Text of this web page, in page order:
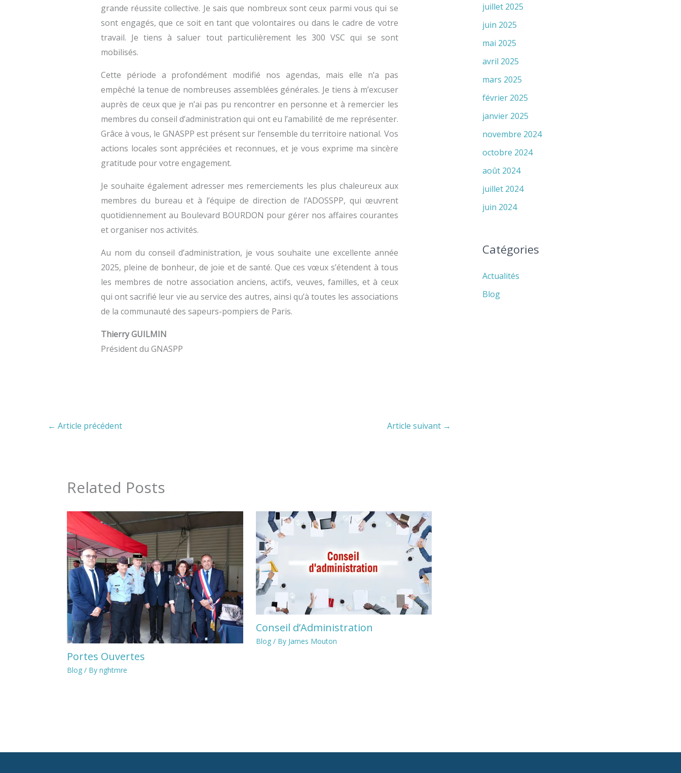
grande réussite collective. Je sais que nombreux sont ceux parmi vous qui se
sont engagés, que ce soit en tant que volontaires ou dans le cadre de votre
travail. Je tiens à saluer tout particulièrement les 300 VSC qui se sont
mobilisés.
Cette période a profondément modifié nos agendas, mais elle n’a pas
empêché la tenue de nombreuses assemblées générales. Je tiens à m’excuser
auprès de ceux que je n’ai pas pu rencontrer en personne et à remercier les
membres du conseil d’administration qui ont eu l’amabilité de me représenter.
Grâce à vous, le GNASPP est présent sur l’ensemble du territoire national. Vos
actions locales sont appréciées et reconnues, et je vous exprime ma sincère
gratitude pour votre engagement.
Je souhaite également adresser mes remerciements les plus chaleureux aux
membres du bureau et à l’équipe de direction de l’ADOSSPP, qui œuvrent
quotidiennement au Boulevard BOURDON pour gérer nos affaires courantes
et organiser nos activités.
Au nom du conseil d’administration, je vous souhaite une excellente année
2025, pleine de bonheur, de joie et de santé. Que ces vœux s’étendent à tous
les membres de notre association anciens, actifs, veuves, familles, et à ceux
qui ont sacrifié leur vie au service des autres, ainsi qu’à toutes les associations
de la communauté des sapeurs-pompiers de Paris.
Thierry GUILMIN
Président du GNASPP
← Article précédent Article suivant →
Related Posts
Portes Ouvertes
Blog / By nghtmre
Conseil d’Administration
Blog/ By James Mouton
juillet 2025
juin 2025
mai 2025
avril 2025
mars 2025
février 2025
janvier 2025
novembre 2024
octobre 2024
août 2024
juillet 2024
juin 2024
Catégories
Actualités
Blog